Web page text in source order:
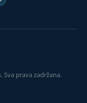
prava zadržana.